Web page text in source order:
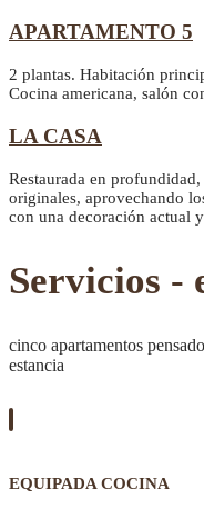
APARTAMENTO 5
2 plantas. Habitación
Cocina americana, salón
LA CASA
Restaurada en
originales, aprovechando
con una decoración actual
Servicios -
cinco apartamentos
estancia
EQUIPADA COCINA